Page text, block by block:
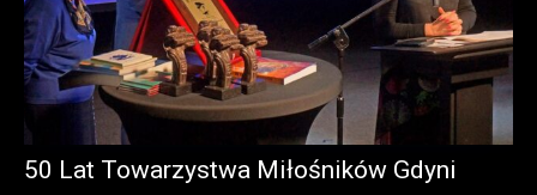
50 Lat Towarzystwa Miłośników Gdyni